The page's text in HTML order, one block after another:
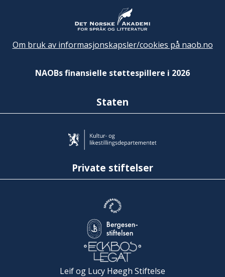
Om bruk av informasjonskapsler/cookies på naob.no
NAOBs finansielle støttespillere i 2026
Staten
Private stiftelser
Leif og Lucy Høegh Stiftelse